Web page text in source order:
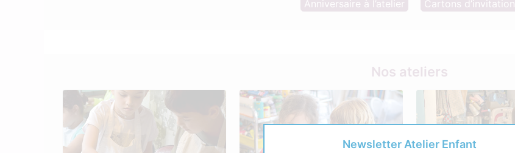
Anniversaire à l’atelier
Cartons d’invitation
Nos ateliers
Newsletter Atelier Enfant